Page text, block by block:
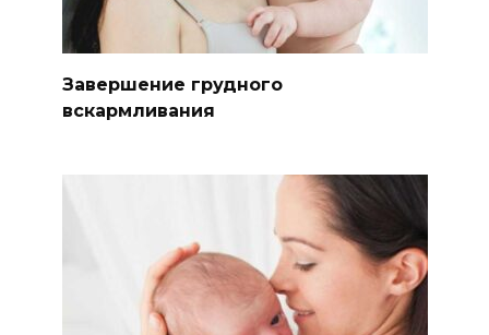
Завершение грудного
вскармливания